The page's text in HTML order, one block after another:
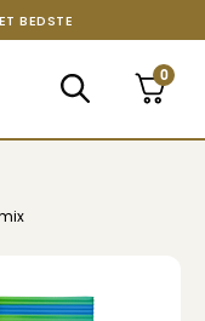
BEDSTE
0